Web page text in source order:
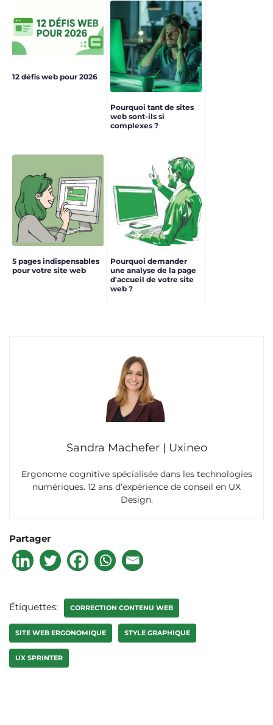
12 défis web pour 2026
Pourquoi tant de sites
web sont-ils si
complexes ?
5 pages indispensables
pour votre site web
Pourquoi demander
une analyse de la page
d'accueil de votre site
web ?
Sandra Machefer | Uxineo
Ergonome cognitive spécialisée dans les technologies
numériques. 12 ans d’expérience de conseil en UX
Design.
Partager
Étiquettes: CORRECTION CONTENU WEB
SITE WEB ERGONOMIQUE STYLE GRAPHIQUE
UX SPRINTER